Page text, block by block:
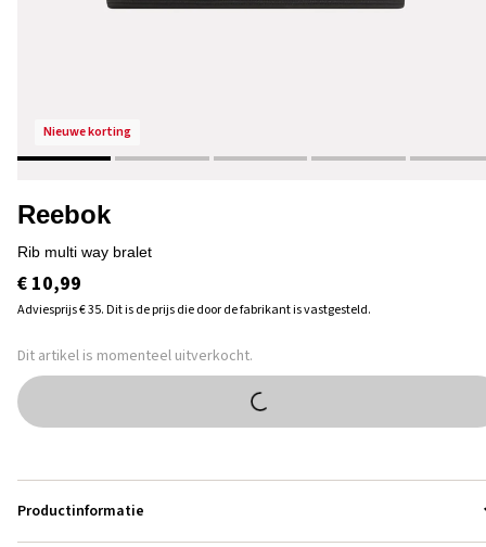
nieuwe korting
Reebok
rib multi way bralet
€ 10,99
Adviesprijs€ 35.Dit is de prijs die door de fabrikant is vastgesteld.
Dit artikel is momenteel uitverkocht.
Productinformatie